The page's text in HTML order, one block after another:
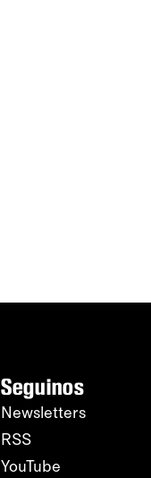
Seguinos
Newsletters
RSS
YouTube